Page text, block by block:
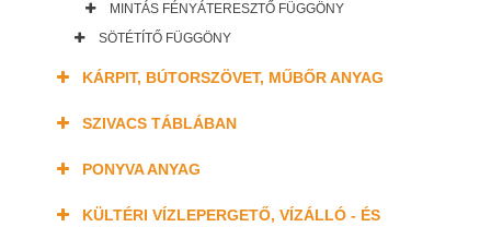
MINTÁS FÉNYÁTERESZTŐ FÜGGÖNY
SÖTÉTÍTŐ FÜGGÖNY
KÁRPIT, BÚTORSZÖVET, MŰBŐR ANYAG
SZIVACS TÁBLÁBAN
PONYVA ANYAG
KÜLTÉRI VÍZLEPERGETŐ, VÍZÁLLÓ - ÉS